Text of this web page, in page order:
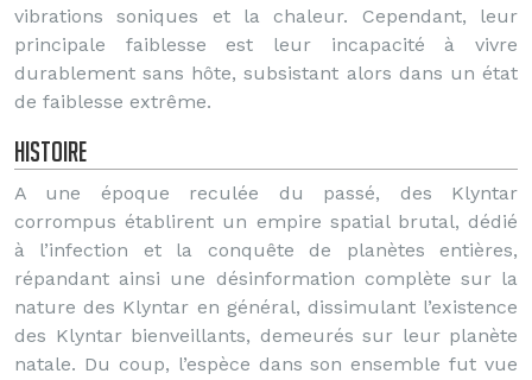
vibrations soniques et la chaleur. Cependant, leur
principale faiblesse est leur incapacité à vivre
durablement sans hôte, subsistant alors dans un état
de faiblesse extrême.
Histoire
A une époque reculée du passé, des Klyntar
corrompus établirent un empire spatial brutal, dédié
à l’infection et la conquête de planètes entières,
répandant ainsi une désinformation complète sur la
nature des Klyntar en général, dissimulant l’existence
des Klyntar bienveillants, demeurés sur leur planète
natale. Du coup, l’espèce dans son ensemble fut vue